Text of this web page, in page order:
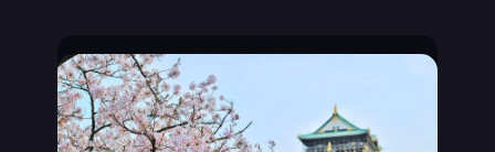
D
F
F